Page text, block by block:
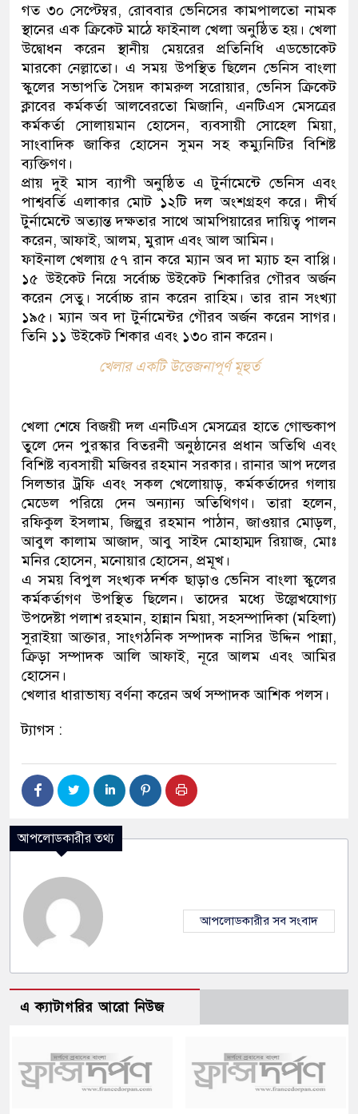
গত ৩০ সেপ্টেম্বর, রোববার ভেনিসের কামপালতো নামক
স্থানের এক ক্রিকেট মাঠে ফাইনাল খেলা অনুষ্ঠিত হয়। খেলা
উদ্বোধন করেন স্থানীয় মেয়রের প্রতিনিধি এডভোকেট
মারকো নেল্লাতো। এ সময় উপস্থিত ছিলেন ভেনিস বাংলা
স্কুলের সভাপতি সৈয়দ কামরুল সরোয়ার, ভেনিস ক্রিকেট
ক্লাবের কর্মকর্তা আলবেরতো মিজানি, এনটিএস মেসত্রের
কর্মকর্তা সোলায়মান হোসেন, ব্যবসায়ী সোহেল মিয়া,
সাংবাদিক জাকির হোসেন সুমন সহ কম্যুনিটির বিশিষ্ট
ব্যক্তিগণ।
প্রায় দুই মাস ব্যাপী অনুষ্ঠিত এ টুর্নামেন্টে ভেনিস এবং
পাশ্ববর্তি এলাকার মোট ১২টি দল অংশগ্রহণ করে। দীর্ঘ
টুর্নামেন্টে অত্যান্ত দক্ষতার সাথে আমপিয়ারের দায়িত্ব পালন
করেন, আফাই, আলম, মুরাদ এবং আল আমিন।
ফাইনাল খেলায় ৫৭ রান করে ম্যান অব দা ম্যাচ হন বাপ্পি।
১৫ উইকেট নিয়ে সর্বোচ্চ উইকেট শিকারির গৌরব অর্জন
করেন সেতু। সর্বোচ্চ রান করেন রাহিম। তার রান সংখ্যা
১৯৫। ম্যান অব দা টুর্নামেন্টর গৌরব অর্জন করেন সাগর।
তিনি ১১ উইকেট শিকার এবং ১৩০ রান করেন।
খেলার একটি উত্তেজনাপূর্ণ মূহুর্ত
খেলা শেষে বিজয়ী দল এনটিএস মেসত্রের হাতে গোল্ডকাপ
তুলে দেন পুরস্কার বিতরনী অনুষ্ঠানের প্রধান অতিথি এবং
বিশিষ্ট ব্যবসায়ী মজিবর রহমান সরকার। রানার আপ দলের
সিলভার ট্রফি এবং সকল খেলোয়াড়, কর্মকর্তাদের গলায়
মেডেল পরিয়ে দেন অন্যান্য অতিথিগণ। তারা হলেন,
রফিকুল ইসলাম, জিল্লুর রহমান পাঠান, জাওয়ার মোড়ল,
আবুল কালাম আজাদ, আবু সাইদ মোহাম্মদ রিয়াজ, মোঃ
মনির হোসেন, মনোয়ার হোসেন, প্রমূখ।
এ সময় বিপুল সংখ্যক দর্শক ছাড়াও ভেনিস বাংলা স্কুলের
কর্মকর্তাগণ উপস্থিত ছিলেন। তাদের মধ্যে উল্লেখযোগ্য
উপদেষ্টা পলাশ রহমান, হান্নান মিয়া, সহসম্পাদিকা (মহিলা)
সুরাইয়া আক্তার, সাংগঠনিক সম্পাদক নাসির উদ্দিন পান্না,
ক্রিড়া সম্পাদক আলি আফাই, নূরে আলম এবং আমির
হোসেন।
খেলার ধারাভাষ্য বর্ণনা করেন অর্থ সম্পাদক আশিক পলস।
ট্যাগস :
আপলোডকারীর তথ্য
আপলোডকারীর সব সংবাদ
এ ক্যাটাগরির আরো নিউজ